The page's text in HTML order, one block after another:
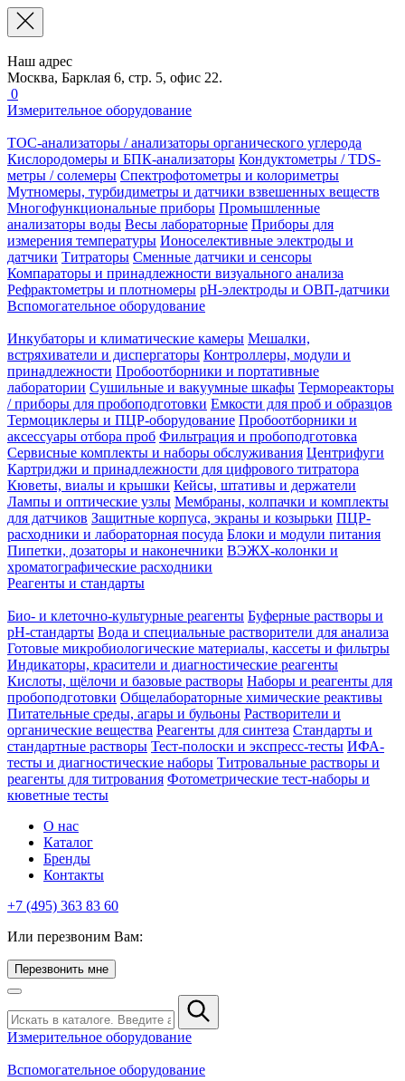
Наш адрес
Москва, Барклая 6, стр. 5, офис 22.
0
Измерительное оборудование
TOC-анализаторы / анализаторы органического углерода
Кислородомеры и БПК-анализаторы Кондуктометры / TDS-
метры / солемеры Спектрофотометры и колориметры
Мутномеры, турбидиметры и датчики взвешенных веществ
Многофункциональные приборы Промышленные
анализаторы воды Весы лабораторные Приборы для
измерения температуры Ионоселективные электроды и
датчики Титраторы Сменные датчики и сенсоры
Компараторы и принадлежности визуального анализа
Рефрактометры и плотномеры pH-электроды и ОВП-датчики
Вспомогательное оборудование
Инкубаторы и климатические камеры Мешалки,
встряхиватели и диспергаторы Контроллеры, модули и
принадлежности Пробоотборники и портативные
лаборатории Сушильные и вакуумные шкафы Термореакторы
/ приборы для пробоподготовки Емкости для проб и образцов
Термоциклеры и ПЦР-оборудование Пробоотборники и
аксессуары отбора проб Фильтрация и пробоподготовка
Сервисные комплекты и наборы обслуживания Центрифуги
Картриджи и принадлежности для цифрового титратора
Кюветы, виалы и крышки Кейсы, штативы и держатели
Лампы и оптические узлы Мембраны, колпачки и комплекты
для датчиков Защитные корпуса, экраны и козырьки ПЦР-
расходники и лабораторная посуда Блоки и модули питания
Пипетки, дозаторы и наконечники ВЭЖХ-колонки и
хроматографические расходники
Реагенты и стандарты
Био- и клеточно-культурные реагенты Буферные растворы и
pH-стандарты Вода и специальные растворители для анализа
Готовые микробиологические материалы, кассеты и фильтры
Индикаторы, красители и диагностические реагенты
Кислоты, щёлочи и базовые растворы Наборы и реагенты для
пробоподготовки Общелабораторные химические реактивы
Питательные среды, агары и бульоны Растворители и
органические вещества Реагенты для синтеза Стандарты и
стандартные растворы Тест-полоски и экспресс-тесты ИФА-
тесты и диагностические наборы Титровальные растворы и
реагенты для титрования Фотометрические тест-наборы и
кюветные тесты
О нас
Каталог
Бренды
Контакты
+7 (495) 363 83 60
Или перезвоним Вам:
Перезвонить мне
Измерительное оборудование
Вспомогательное оборудование